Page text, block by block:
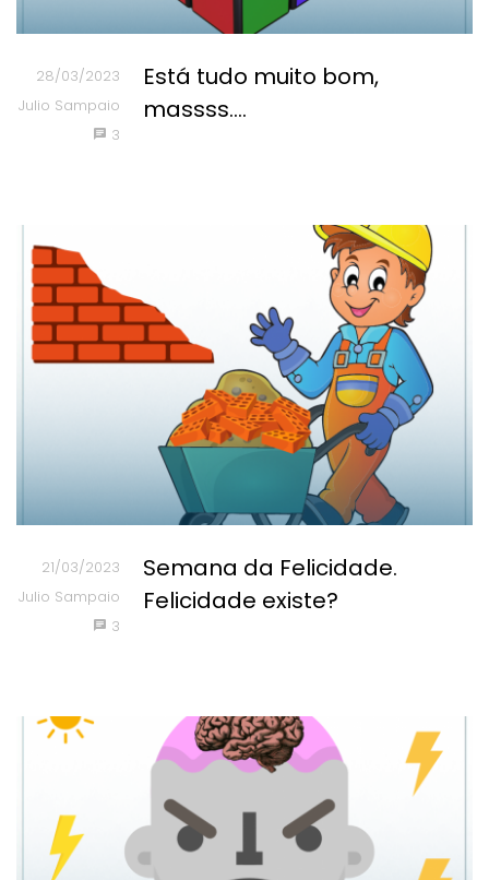
28/03/2023
Julio Sampaio
3
Está tudo muito bom,
massss....
21/03/2023
Julio Sampaio
3
Semana da Felicidade.
Felicidade existe?